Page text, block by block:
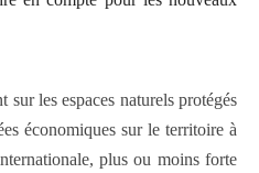
sur les espaces naturels protégés
économiques sur le territoire à
plus ou moins forte